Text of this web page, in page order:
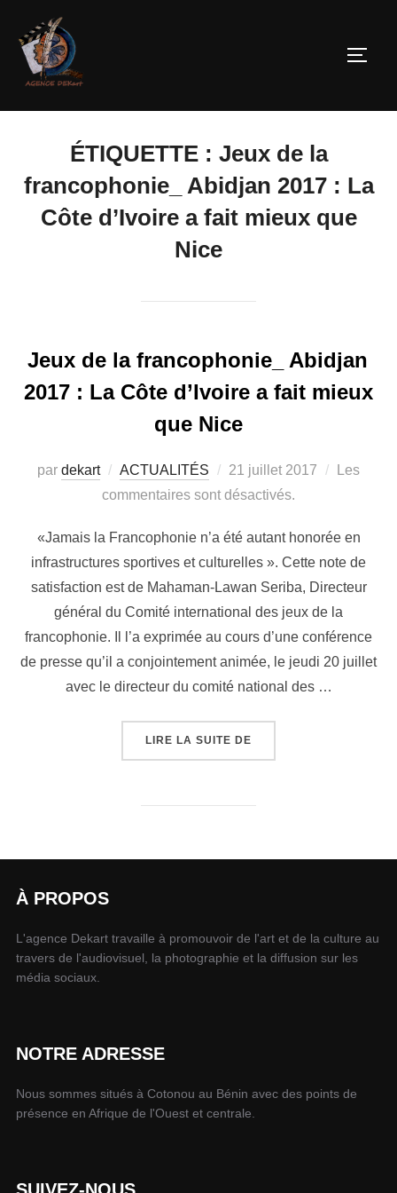
ÉTIQUETTE : Jeux de la
francophonie_ Abidjan 2017 : La
Côte d’Ivoire a fait mieux que
Nice
Jeux de la francophonie_ Abidjan
2017 : La Côte d’Ivoire a fait mieux
que Nice
par dekart ACTUALITÉS 21 juillet 2017
Les
commentaires sont désactivés.
«Jamais la Francophonie n’a été autant honorée en
infrastructures sportives et culturelles ». Cette note de
satisfaction est de Mahaman-Lawan Seriba, Directeur
général du Comité international des jeux de la
francophonie. Il l’a exprimée au cours d’une conférence
de presse qu’il a conjointement animée, le jeudi 20 juillet
avec le directeur du comité national des …
LIRE LA SUITE DE
À PROPOS
L'agence Dekart travaille à promouvoir de l'art et de la culture au
travers de l'audiovisuel, la photographie et la diffusion sur les
média sociaux.
NOTRE ADRESSE
Nous sommes situés à Cotonou au Bénin avec des points de
présence en Afrique de l'Ouest et centrale.